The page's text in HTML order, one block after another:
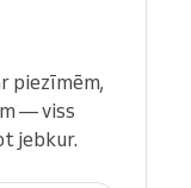
piezīmēm,
— viss
jebkur.